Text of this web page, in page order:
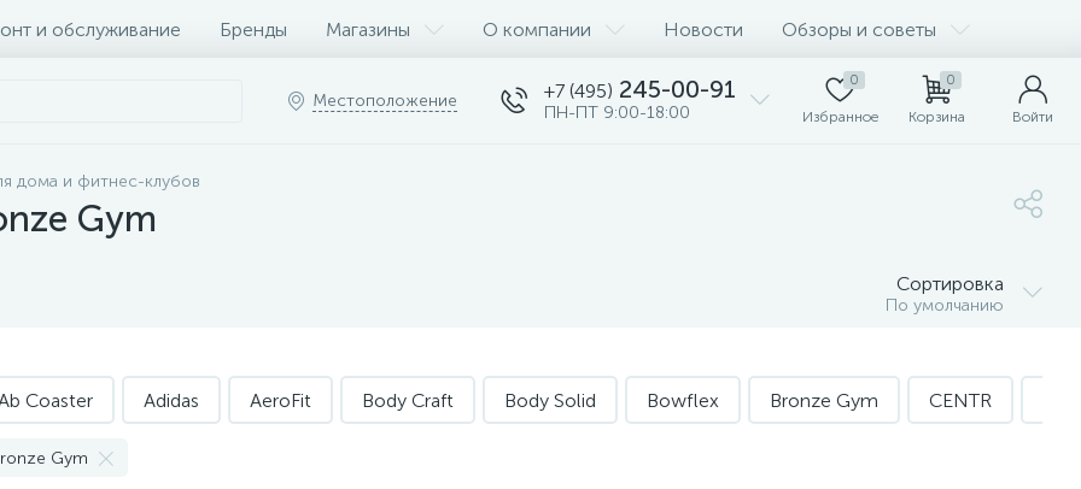
и обслуживание Бренды Магазины О компании Новости Обзоры и советы
Местоположение +7 (495) 245-00-91
ПН-ПТ 9:00-18:00
0
Избранное
0
Корзина Войти
дома и фитнес-клубов
Gym
Сортировка
По умолчанию
Coaster Adidas AeroFit Body Craft Body Solid Bowflex Bronze Gym CENTR
Gym